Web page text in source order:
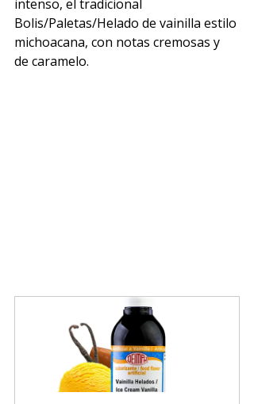
intenso, el tradicional
Bolis/Paletas/Helado de vainilla estilo
michoacana, con notas cremosas y
de caramelo.